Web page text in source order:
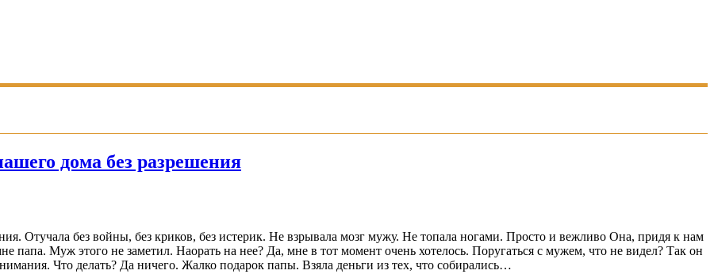
дома без разрешения
Отучала без войны, без криков, без истерик. Не взрывала мозг мужу. Не топала ногами. Просто и вежливо Она, придя к нам
папа. Муж этого не заметил. Наорать на нее? Да, мне в тот момент очень хотелось. Поругаться с мужем, что не видел? Так он
Что делать? Да ничего. Жалко подарок папы. Взяла деньги из тех, что собирались…